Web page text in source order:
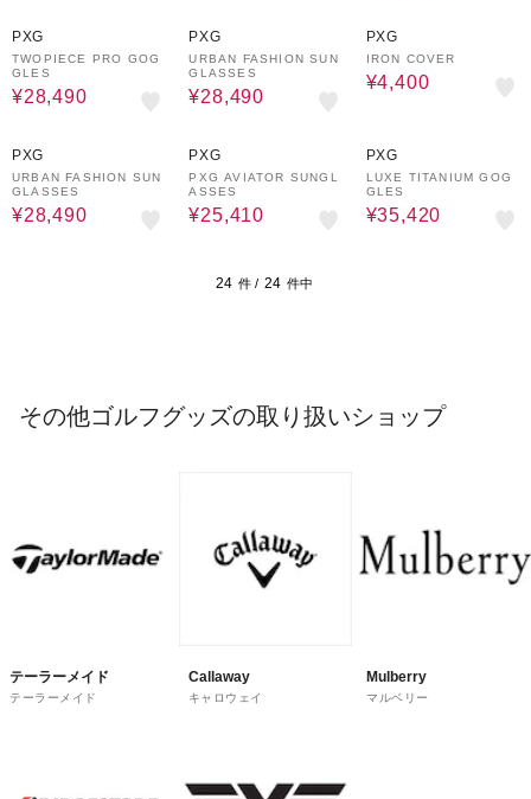
PXG
TWOPIECE PRO GOG
GLES
¥28,490
PXG
URBAN FASHION SUN
GLASSES
¥28,490
PXG
IRON COVER
¥4,400
PXG
URBAN FASHION SUN
GLASSES
¥28,490
PXG
PXG AVIATOR SUNGL
ASSES
¥25,410
PXG
LUXE TITANIUM GOG
GLES
¥35,420
24 件 / 24 件中
その他ゴルフグッズの取り扱いショップ
テーラーメイド
テーラーメイド
Callaway
キャロウェイ
Mulberry
マルベリー